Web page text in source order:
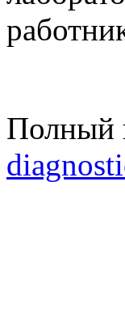
Полный